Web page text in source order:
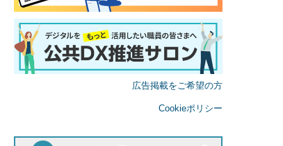
広告掲載をご希望の方
Cookieポリシー